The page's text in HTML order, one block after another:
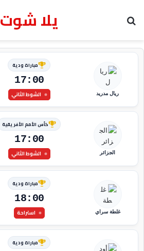
يلا شوت
ريال مدريد
مباراة ودية
17:00
الشوط الثاني
الجزائر
كأس الأمم الأفريقية
17:00
الشوط الثاني
غلطة سراي
مباراة ودية
18:00
استراحة
مباراة ودية